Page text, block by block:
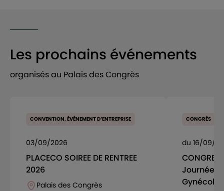
Les prochains événements
organisés au Palais des Congrès
CONVENTION, ÉVÉNEMENT D’ENTREPRISE
03/09/2026
PLACECO SOIREE DE RENTREE
2026
Palais des Congrès
CONGRÈS
du 16/09/
Journées